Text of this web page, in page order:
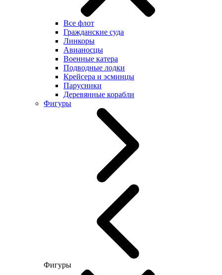
Все флот
Гражданские суда
Линкоры
Авианосцы
Военные катера
Подводные лодки
Крейсера и эсминцы
Парусники
Деревянные корабли
Фигуры
Фигуры